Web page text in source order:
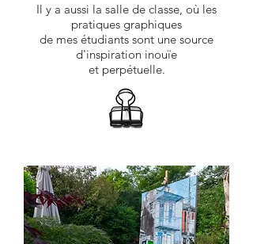
Il y a aussi la salle de classe, où les
pratiques graphiques
de mes étudiants sont une source
d'inspiration inouïe
et perpétuelle.